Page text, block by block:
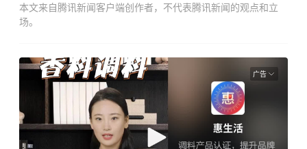
本文来自腾讯新闻客户端创作者，不代表腾讯新闻的观点和立
场。
广告